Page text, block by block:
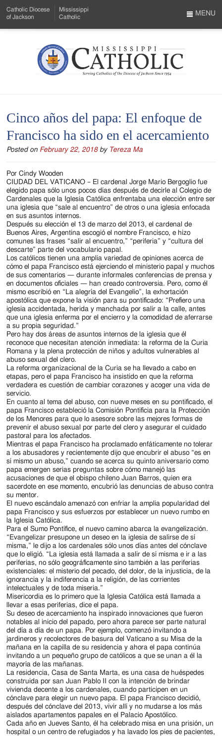
to
Menu
Content
Catholic Diocese
of Jackson
Mississippi
Catholic
Mississippi
Serving
Catholics
of
the
Diocese
of
Jackson
Since
1954
MENU
Cinco años del papa: El enfoque de
Francisco ha sido en el acercamiento
Posted on February 22, 2018 by Tereza Ma
Por Cindy Wooden
CIUDAD DEL VATICANO – El cardenal Jorge Mario Bergoglio fue
elegido papa sólo unos pocos días después de decirle al Colegio de
Cardenales que la Iglesia Católica enfrentaba una elección entre ser
una iglesia que “sale al encuentro” de otros o una iglesia enfocada
en sus asuntos internos.
Después su elección el 13 de marzo del 2013, el cardenal de
Buenos Aires, Argentina escogió el nombre Francisco, e hizo
comunes las frases “salir al encuentro,” “periferia” y “cultura del
descarte” parte del vocabulario papal.
Los católicos tienen una amplia variedad de opiniones acerca de
cómo el papa Francisco está ejerciendo el ministerio papal y muchos
de sus comentarios — durante informales conferencias de prensa y
en documentos oficiales — han creado controversia. Pero, como él
mismo escribió en “La alegría del Evangelio”, la exhortación
apostólica que expone la visión para su pontificado: “Prefiero una
iglesia accidentada, herida y manchada por salir a la calle, antes
que una iglesia enferma por el encierro y la comodidad de aferrarse
a su propia seguridad.”
Pero hay dos áreas de asuntos internos de la iglesia que él
reconoce que necesitan atención inmediata: la reforma de la Curia
Romana y la plena protección de niños y adultos vulnerables al
abuso sexual del clero.
La reforma organizacional de la Curia se ha llevado a cabo en
etapas, pero el papa Francisco ha insistido en que la reforma
verdadera es cuestión de cambiar corazones y acoger una vida de
servicio.
En cuanto al tema del abuso, con nueve meses en su pontificado, el
papa Francisco estableció la Comisión Pontificia para la Protección
de los Menores para que lo asesore sobre las mejores formas de
prevenir el abuso sexual por parte del clero y asegurar el cuidado
pastoral para los afectados.
Mientras el papa Francisco ha proclamado enfáticamente no tolerar
a los abusadores y recientemente dijo que encubrir el abuso “es en
sí mismo un abuso,” cuando se acerca su quinto aniversario como
papa emergen serias preguntas sobre cómo manejó las
acusaciones de que el obispo chileno Juan Barros, quien era
sacerdote en ese momento, encubrió las denuncias de abuso contra
su mentor.
El nuevo escándalo amenazó con enfriar la amplia popularidad del
papa Francisco y sus esfuerzos por establecer un nuevo rumbo en
la Iglesia Católica.
Para el Sumo Pontífice, el nuevo camino abarca la evangelización.
“Evangelizar presupone un deseo en la iglesia de salirse de sí
misma,” le dijo a los cardenales sólo unos días antes del cónclave
que lo eligió. “La iglesia está llamada a salir de sí misma e ir a las
periferias, no sólo geográficamente sino también a las periferias
existenciales: el misterio del pecado, del dolor, de la injusticia, de la
ignorancia y la indiferencia a la religión, de las corrientes
intelectuales y de toda miseria.”
Misericordia es lo primero que la Iglesia Católica está llamada a
llevar a esas periferias, dice el papa.
Su deseo de acercamiento ha inspirado innovaciones que fueron
notables al inicio del papado, pero ahora parece ser parte natural
del día a día de un papa. Por ejemplo, comenzó invitando a
jardineros y recolectores de basura del Vaticano a su Misa de la
mañana en la capilla de su residencia y ahora el papa continúa
invitando a un pequeño grupo de católicos a que se unan a él la
mayoría de las mañanas.
La residencia, Casa de Santa Marta, es una casa de huéspedes
construida por san Juan Pablo II con la intención de brindar
vivienda decente a los cardenales, cuando participen en un
cónclave para elegir un nuevo papa. El papa Francisco decidió,
después del cónclave del 2013, vivir allí y no mudarse a los más
aislados apartamentos papales en el Palacio Apostólico.
Cada año en Jueves Santo, él ha celebrado misa en una prisión, un
hospital o un centro de refugiados y ha lavado los pies de pacientes,